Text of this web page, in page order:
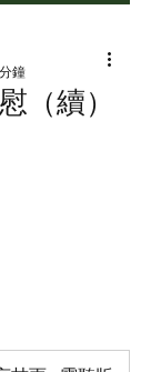
（續）
鐘
星）。